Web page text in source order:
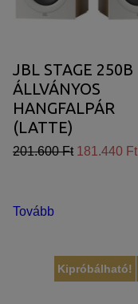
JBL STAGE 250B
ÁLLVÁNYOS
HANGFALPÁR
(LATTE)
201.600 Ft 181.440 Ft
Tovább
Kipróbálható!